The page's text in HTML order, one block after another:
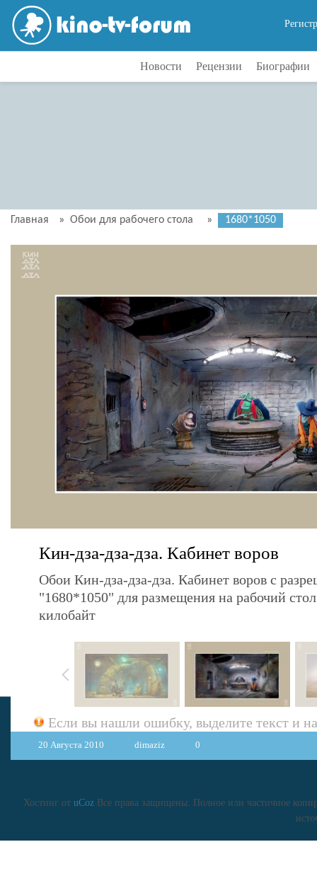
Новости Рецензии Биографии
Главная » Обои для рабочего стола » 1680*1050
Кин-дза-дза-дза. Кабинет воров
Обои Кин-дза-дза-дза. Кабинет воров с
"1680*1050" для размещения на рабочий
килобайт
Если вы нашли ошибку, выделите текст и
20 Августа 2010 dimaziz 0
Хостинг от uCozВсе права защищены. Полное или частичное